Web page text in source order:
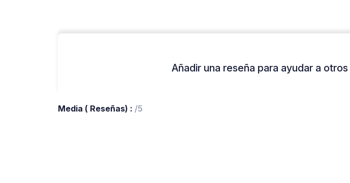
Añadir una reseña para ayudar a otros
Media ( Reseñas) : /5